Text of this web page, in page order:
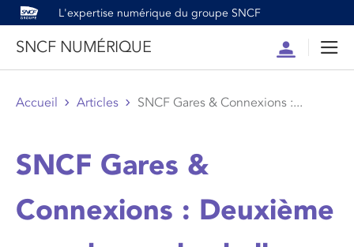
L'expertise numérique du groupe SNCF
SNCF NUMÉRIQUE
Compte
Accueil Articles SNCF Gares & Connexions :...
SNCF Gares &
Connexions : Deuxième